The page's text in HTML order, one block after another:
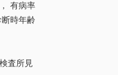
有病率
時年齢
査所見